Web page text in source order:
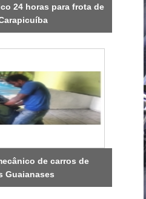
24 horas para frota de
de carros de
Guaianases